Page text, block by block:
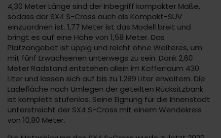
4,30 Meter Länge sind der Inbegriff kompakter Maße,
sodass der SX4 S-Cross auch als Kompakt-SUV
einzuordnen ist. 1,77 Meter ist das Modell breit und
bringt es auf eine Höhe von 1,58 Meter. Das
Platzangebot ist üppig und reicht ohne Weiteres, um
mit fünf Erwachsenen unterwegs zu sein. Dank 2,60
Meter Radstand entstehen allein im Kofferraum 430
Liter und lassen sich auf bis zu 1.289 Liter erweitern. Die
Ladefläche nach Umlegen der geteilten Rücksitzbank
ist komplett stufenlos. Seine Eignung für die Innenstadt
unterstreicht der SX4 S-Cross mit einem Wendekreis
von 10,80 Meter.